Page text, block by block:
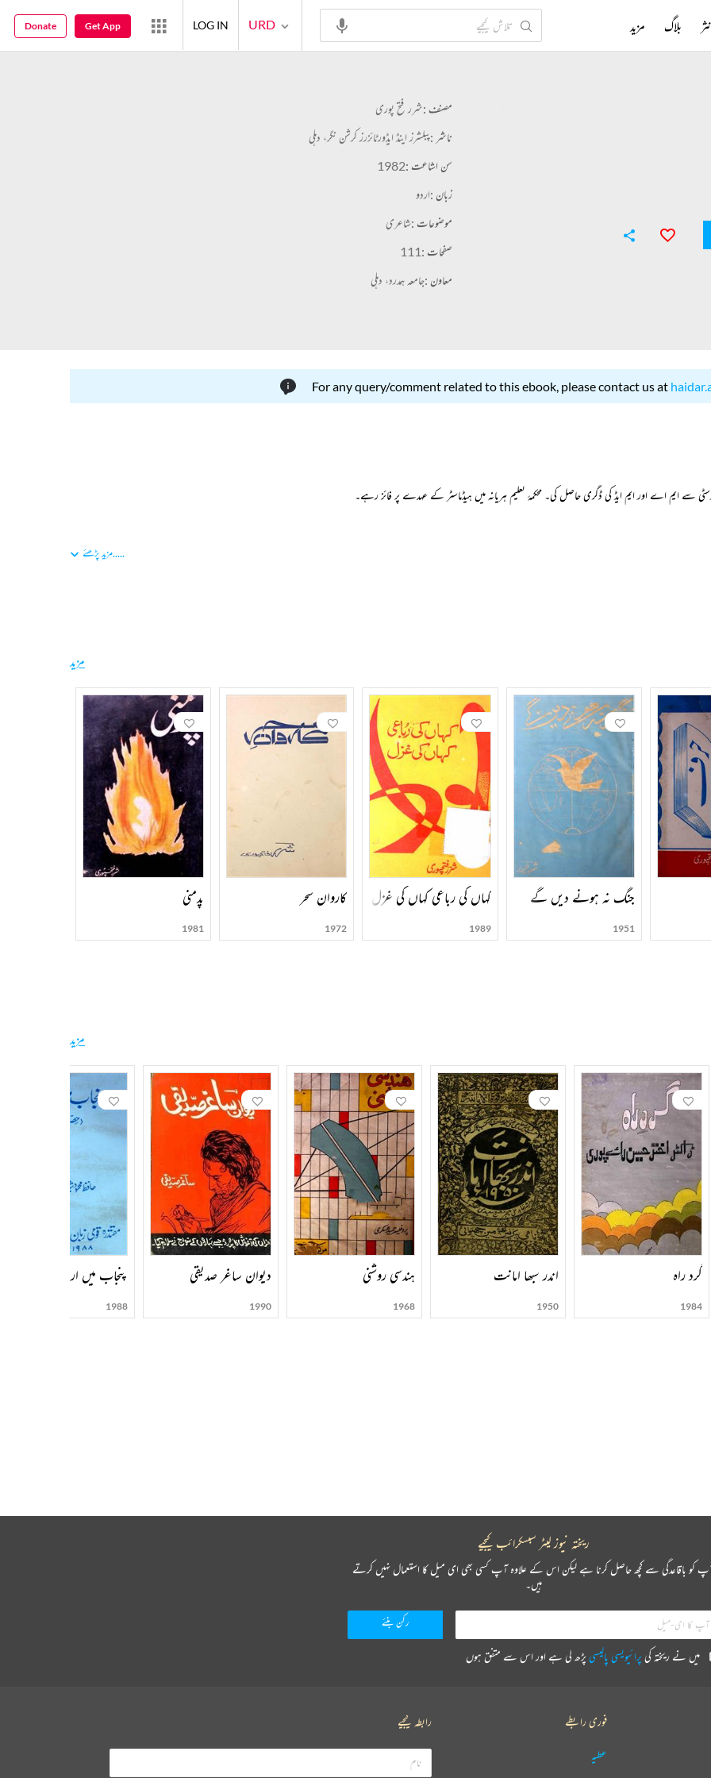
مصنف :شرر فتح پوری
ناشر :پبلشرز اینڈ ایڈورٹائزرز کرشن نگر، دہلی
سن اشاعت :1982
زبان :اردو
موضوعات :شاعری
صفحات :111
معاون :جامعہ ہمدرد، دہلی
For any query/comment related to this ebook, please contact us at
.....مزید پڑھئے
مزید
جنگ نہ ہونے دیں گے
1951
کہاں کی رباعی کہاں کی غزل
1989
کاروان سحر
1972
پدمنی
1981
مزید
گرد راہ
1984
اندر سبھا امانت
1950
ہندسی روشنی
1968
دیوان ساغر صدیقی
1990
پنجاب میں اردو
1988
نثر بلاگ مزید URD
LOG IN
Get App
Donate
ریختہ نیوز لیٹر سبسکرائب کیجیے
کو باقاعدگی سے کچھ حاصل کرنا ہے لیکن اس کے علاوہ آپ کسی بھی ای میل کا استعمال نہیں کرتے
ہیں۔
میں نے ریختہ کی پرائیویسی پالیسی پڑھ لی ہے اور اس سے متفق ہوں
فوری رابطے
عطیہ
رابطہ کیجیے